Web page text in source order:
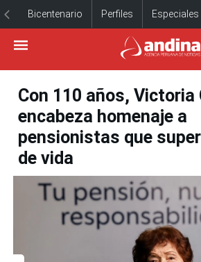
Bicentenario Perfiles Especiales
Con 110 años, Victoria
encabeza homenaje a
pensionistas que
de vida